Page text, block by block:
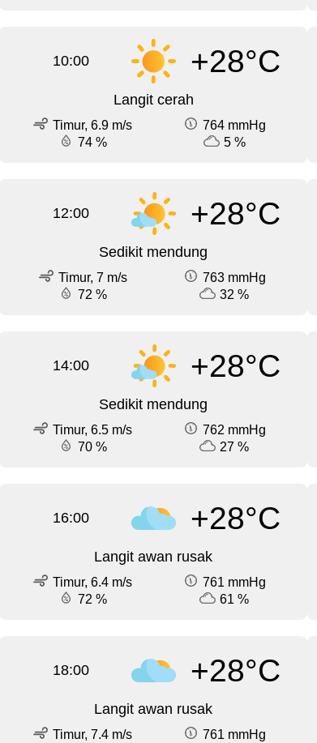
10:00 +28°C
Langit cerah
Timur, 6.9 m/s
764 mmHg
74 %
5 %
12:00 +28°C
Sedikit mendung
Timur, 7 m/s
763 mmHg
72 %
32 %
14:00 +28°C
Sedikit mendung
Timur, 6.5 m/s
762 mmHg
70 %
27 %
16:00 +28°C
Langit awan rusak
Timur, 6.4 m/s
761 mmHg
72 %
61 %
18:00 +28°C
Langit awan rusak
Timur, 7.4 m/s
761 mmHg